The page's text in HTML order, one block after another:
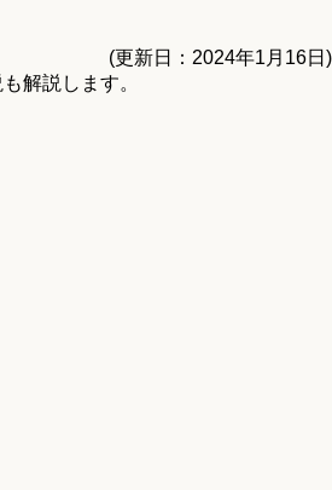
(更新日：2024年1月16日)
解説します。